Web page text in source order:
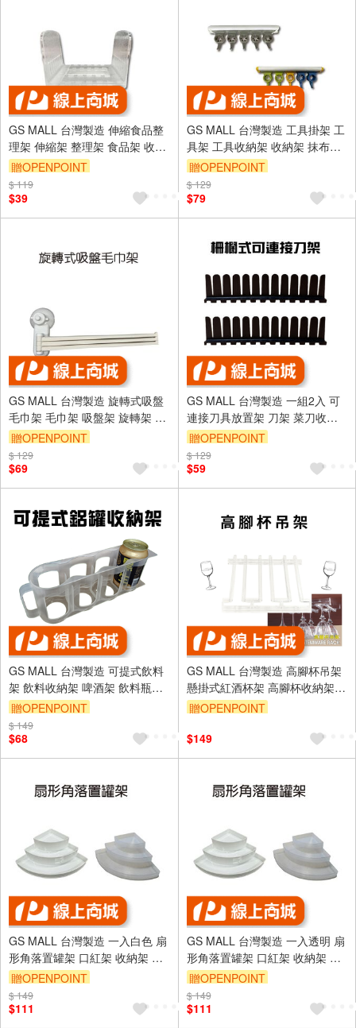
GS MALL 台灣製造 伸縮食品整
理架 伸縮架 整理架 食品架 收納
架 伸縮收納架 食品整理架 伸縮
食品收納架 收納盒
贈OPENPOINT
$ 119
$39
GS MALL 台灣製造 工具掛架 工
具架 工具收納架 收納架 抹布架
抹布收納架 拖把架 拖把收納架
廁所架
贈OPENPOINT
$ 129
$79
GS MALL 台灣製造 旋轉式吸盤
毛巾架 毛巾架 吸盤架 旋轉架 吸
盤收納架 毛巾收納架 吸盤架 整
理架 置物架
贈OPENPOINT
$ 129
$69
GS MALL 台灣製造 一組2入 可
連接刀具放置架 刀架 菜刀收納
架 刀具架 刀具置物架 刀具收納
刀具
贈OPENPOINT
$ 129
$59
GS MALL 台灣製造 可提式飲料
架 飲料收納架 啤酒架 飲料瓶罐
收納 易拉罐收納架 冰箱收納 置
贈OPENPOINT
$ 149
$68
GS MALL 台灣製造 高腳杯吊架
懸掛式紅酒杯架 高腳杯收納架
櫥櫃酒杯架 高腳杯架 酒杯架 玻
贈OPENPOINT
$149
GS MALL 台灣製造 一入白色 扇
形角落置罐架 口紅架 收納架 扇
形收納架 角落架 化妝品收納盒
角落盒 角落置物架 扇形角落
贈OPENPOINT
$ 149
$111
GS MALL 台灣製造 一入透明 扇
形角落置罐架 口紅架 收納架 扇
形收納架 角落架 化妝品收納盒
角落盒 角落置物架 扇形角落
贈OPENPOINT
$ 149
$111